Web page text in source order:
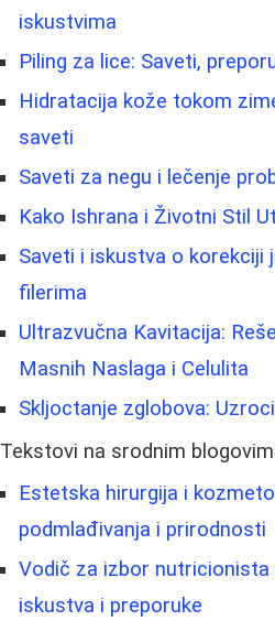
iskustvima
Piling za lice: Saveti,
Hidratacija kože tokom
saveti
Saveti za negu i lečenje
Kako Ishrana i Životni Stil
Saveti i iskustva o korekciji
filerima
Ultrazvučna Kavitacija:
Masnih Naslaga i Celulita
Skljoctanje zglobova:
Tekstovi na srodnim
Estetska hirurgija i
podmlađivanja i prirodnosti
Vodič za izbor nutricionista
iskustva i preporuke